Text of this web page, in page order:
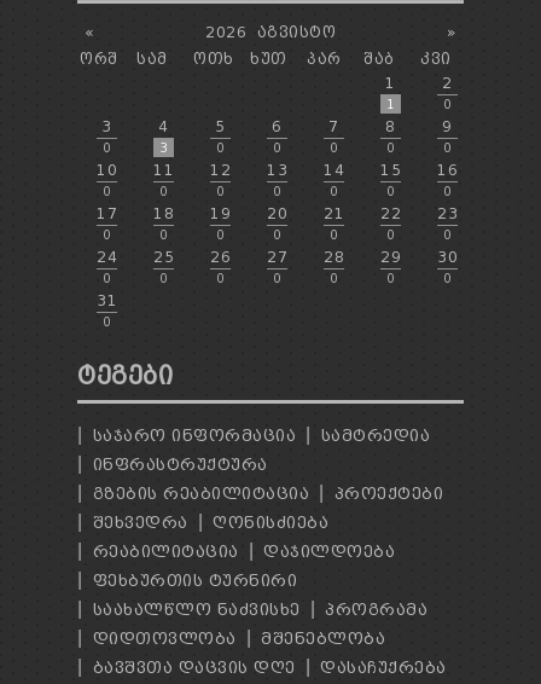
« »
2026
ᲐᲒᲕᲘᲡᲢᲝ
ᲝᲠᲨ
ᲡᲐᲛ ᲝᲗᲮ ᲮᲣᲗ ᲞᲐᲠ ᲨᲐᲑ
ᲙᲕᲘ
1
1
2
0
3
0
4
3
5
0
6
0
7
0
8
0
9
0
10
0
11
0
12
0
13
0
14
0
15
0
16
0
17
0
18
0
19
0
20
0
21
0
22
0
23
0
24
0
25
0
26
0
27
0
28
0
29
0
30
0
31
0
ᲢᲔᲒᲔᲑᲘ
ᲡᲐᲯᲐᲠᲝ ᲘᲜᲤᲝᲠᲛᲐᲪᲘᲐ
ᲡᲐᲛᲢᲠᲔᲓᲘᲐ
ᲘᲜᲤᲠᲐᲡᲢᲠᲣᲥᲢᲣᲠᲐ
ᲒᲖᲔᲑᲘᲡ ᲠᲔᲐᲑᲘᲚᲘᲢᲐᲪᲘᲐ
ᲞᲠᲝᲔᲥᲢᲔᲑᲘ
ᲨᲔᲮᲕᲔᲓᲠᲐ
ᲦᲝᲜᲘᲡᲫᲘᲔᲑᲐ
ᲠᲔᲐᲑᲘᲚᲘᲢᲐᲪᲘᲐ
ᲓᲐᲯᲘᲚᲓᲝᲔᲑᲐ
ᲤᲔᲮᲑᲣᲠᲗᲘᲡ ᲢᲣᲠᲜᲘᲠᲘ
ᲡᲐᲐᲮᲐᲚᲬᲚᲝ ᲜᲐᲫᲕᲘᲡᲮᲔ
ᲞᲠᲝᲒᲠᲐᲛᲐ
ᲓᲘᲓᲗᲝᲕᲚᲝᲑᲐ
ᲛᲨᲔᲜᲔᲑᲚᲝᲑᲐ
ᲑᲐᲕᲨᲕᲗᲐ ᲓᲐᲪᲕᲘᲡ ᲓᲦᲔ
ᲓᲐᲡᲐᲩᲣᲥᲠᲔᲑᲐ